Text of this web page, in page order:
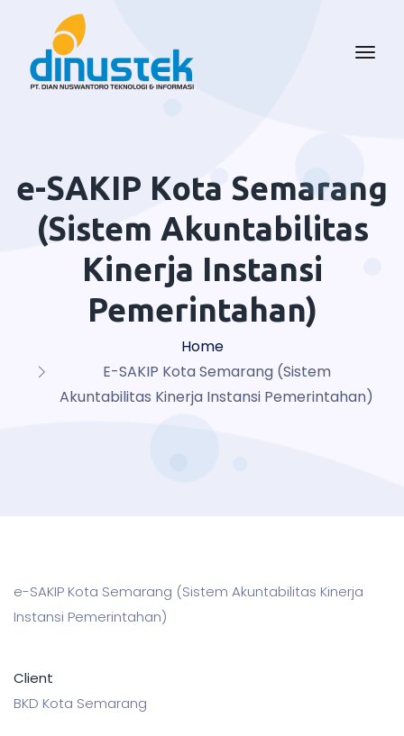
e-SAKIP Kota Semarang
(Sistem Akuntabilitas
Kinerja Instansi
Pemerintahan)
Home
E-SAKIP Kota Semarang (Sistem
Akuntabilitas Kinerja Instansi Pemerintahan)
e-SAKIP Kota Semarang (Sistem Akuntabilitas Kinerja
Instansi Pemerintahan)
Client
BKD Kota Semarang